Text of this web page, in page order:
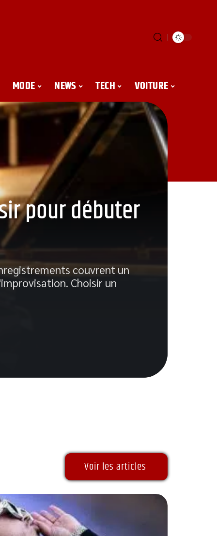
MODE NEWS TECH VOITURE
pour débuter
couvrent un
Choisir un
Voir les articles